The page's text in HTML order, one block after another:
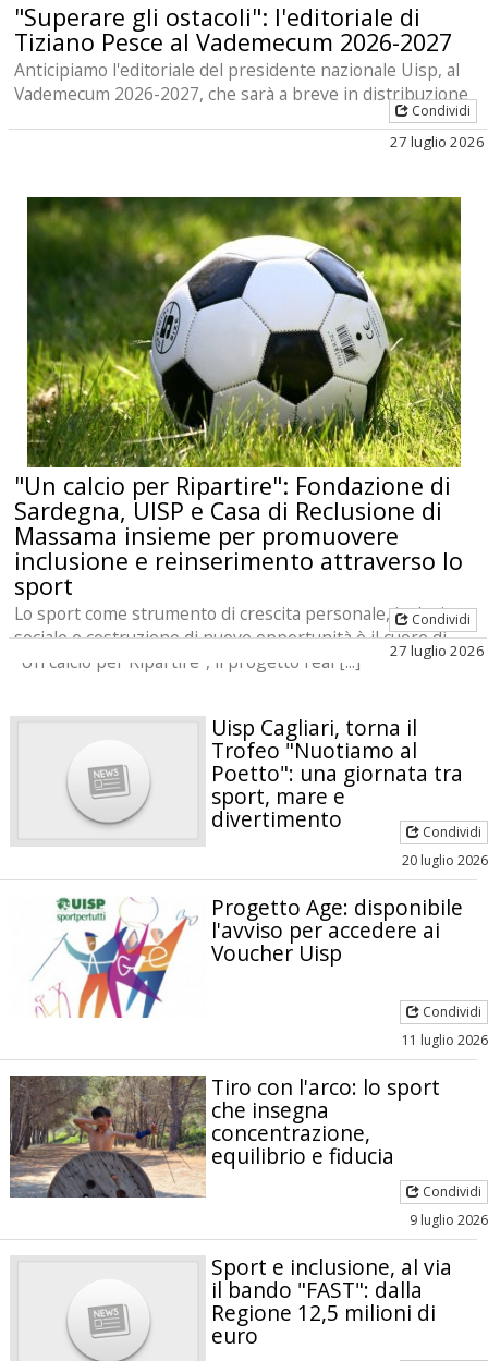
"Superare gli ostacoli": l'editoriale di
Tiziano Pesce al Vademecum 2026-2027
Anticipiamo l'editoriale del presidente nazionale Uisp, al
Vademecum 2026-2027, che sarà a breve in distribuzione
Condividi
27 luglio 2026
"Un calcio per Ripartire": Fondazione di
Sardegna, UISP e Casa di Reclusione di
Massama insieme per promuovere
inclusione e reinserimento attraverso lo
sport
Lo sport come strumento di crescita personale, inclusione
sociale e costruzione di nuove opportunità è il cuore di
"Un calcio per Ripartire", il progetto real [...]
Condividi
27 luglio 2026
Uisp Cagliari, torna il
Trofeo "Nuotiamo al
Poetto": una giornata tra
sport, mare e
divertimento
Condividi
20 luglio 2026
Progetto Age: disponibile
l'avviso per accedere ai
Voucher Uisp
Condividi
11 luglio 2026
Tiro con l'arco: lo sport
che insegna
concentrazione,
equilibrio e fiducia
Condividi
9 luglio 2026
Sport e inclusione, al via
il bando "FAST": dalla
Regione 12,5 milioni di
euro